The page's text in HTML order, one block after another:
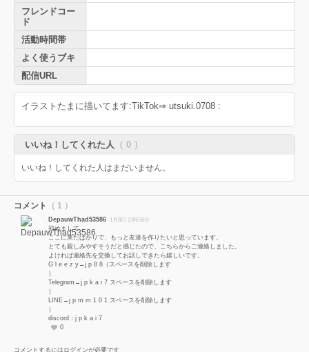
フレンドコー
ド
活動時間帯
よく使うブキ
配信URL
イラストたまに描いてます:TikTok⇒ utsuki.0708 :
いいね！してくれた人 （ 0 ）
いいね！してくれた人はまだいません。
コメント （ 1 ）
DepauwThad53586 1月8日 21時36分
初めまして。
ここに来たばかりで、もっと友達を作りたいと思っています。
とても親しみやすそうだと感じたので、こちらからご連絡しました。
よければ連絡先を交換してお話しできたら嬉しいです。
G l e e z y→j p 8 8（スペースを削除します
）
Telegram→j p k a i 7 スペースを削除します
）
LINE→j p m m 1 0 1 スペースを削除します
）
discord：j p k a i 7
0
コメントするにはログインが必要です